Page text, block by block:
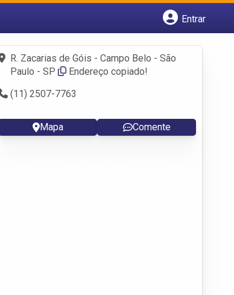
Entrar
Fazer login
Criar conta
R. Zacarias de Góis - Campo Belo - São
Paulo - SP
Endereço copiado!
(11) 2507-7763 ‎
Mapa Comente